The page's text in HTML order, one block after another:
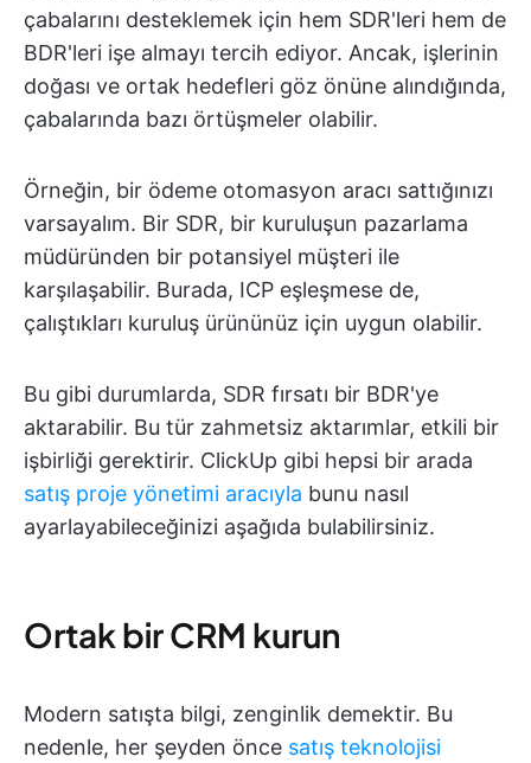
çabalarını desteklemek için hem SDR'leri hem de
BDR'leri işe almayı tercih ediyor. Ancak, işlerinin
doğası ve ortak hedefleri göz önüne alındığında,
çabalarında bazı örtüşmeler olabilir.
Örneğin, bir ödeme otomasyon aracı sattığınızı
varsayalım. Bir SDR, bir kuruluşun pazarlama
müdüründen bir potansiyel müşteri ile
karşılaşabilir. Burada, ICP eşleşmese de,
çalıştıkları kuruluş ürününüz için uygun olabilir.
Bu gibi durumlarda, SDR fırsatı bir BDR'ye
aktarabilir. Bu tür zahmetsiz aktarımlar, etkili bir
işbirliği gerektirir. ClickUp gibi hepsi bir arada
satış proje yönetimi aracıyla bunu nasıl
ayarlayabileceğinizi aşağıda bulabilirsiniz.
Ortak bir CRM kurun
Modern satışta bilgi, zenginlik demektir. Bu
nedenle, her şeyden önce satış teknolojisi